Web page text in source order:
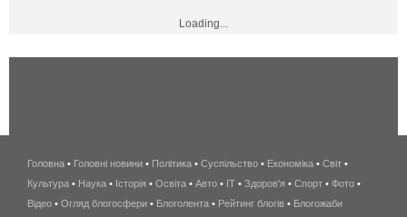
Loading...
беспроводной
интернет
киев
Головна • Головні новини • Політика • Суспільство • Економіка • Світ •
Культура • Наука • Історія • Освіта • Авто • IT • Здоров'я • Спорт • Фото •
Відео • Огляд блогосфери • Блоголента • Рейтинг блогів • Блогожаби